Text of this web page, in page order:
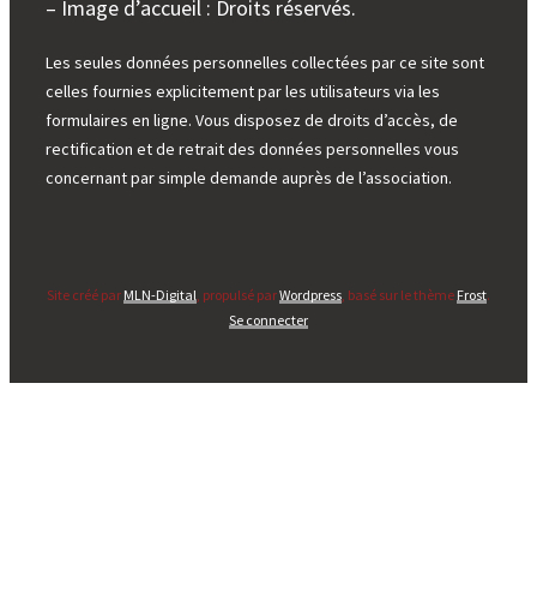
– Image d’accueil : Droits réservés.
Les seules données personnelles collectées par ce site sont
celles fournies explicitement par les utilisateurs via les
formulaires en ligne. Vous disposez de droits d’accès, de
rectification et de retrait des données personnelles vous
concernant par simple demande auprès de l’association.
Site créé par MLN-Digital , propulsé parWordpress , basé sur le thème Frost.
Se connecter